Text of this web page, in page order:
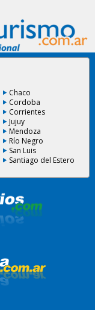
Chaco
Cordoba
Corrientes
Jujuy
Mendoza
Río Negro
San Luis
Santiago del Estero